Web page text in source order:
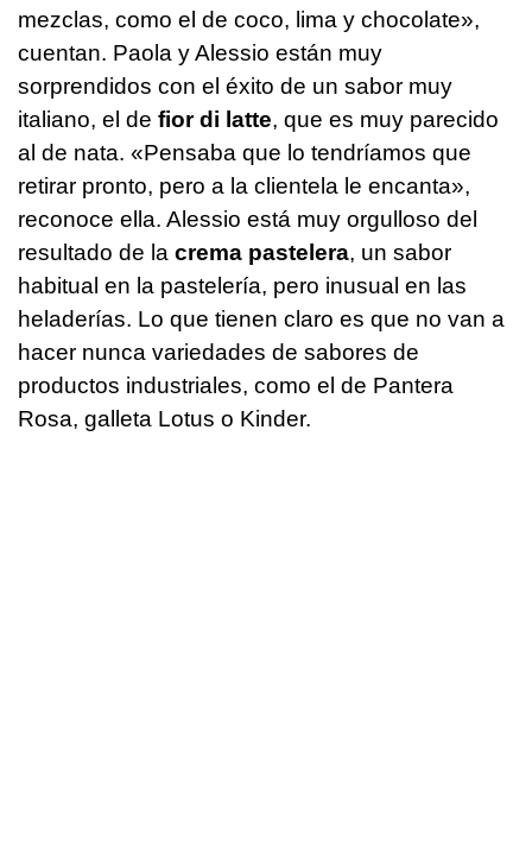
mezclas, como el de coco, lima y chocolate»,
cuentan. Paola y Alessio están muy
sorprendidos con el éxito de un sabor muy
italiano, el de fior di latte, que es muy parecido
al de nata. «Pensaba que lo tendríamos que
retirar pronto, pero a la clientela le encanta»,
reconoce ella. Alessio está muy orgulloso del
resultado de la crema pastelera, un sabor
habitual en la pastelería, pero inusual en las
heladerías. Lo que tienen claro es que no van a
hacer nunca variedades de sabores de
productos industriales, como el de Pantera
Rosa, galleta Lotus o Kinder.